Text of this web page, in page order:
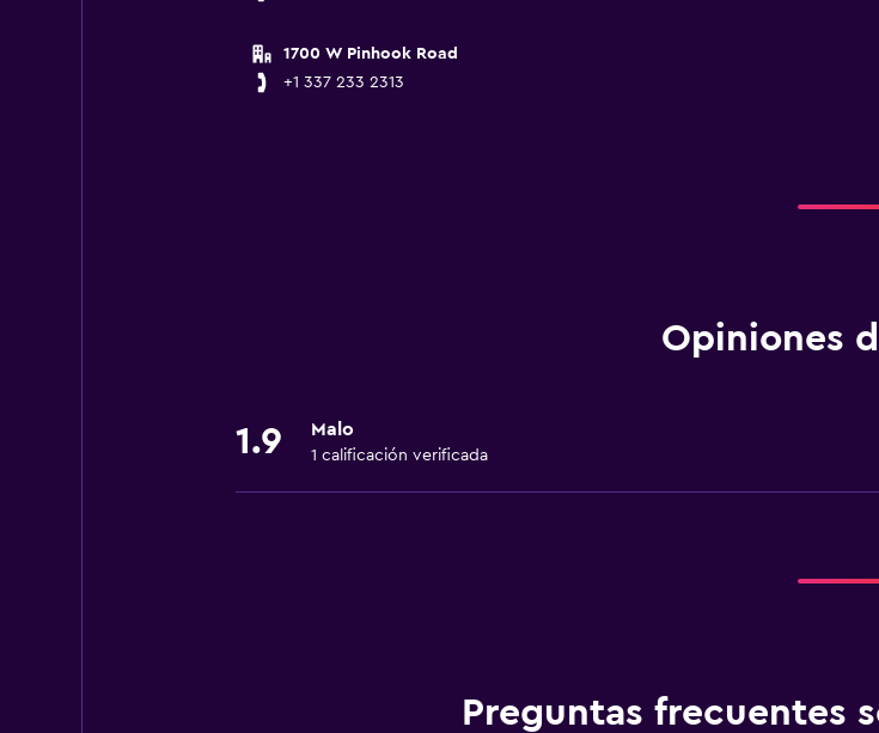
1700 W Pinhook Road
+1 337 233 2313
Opiniones
1.9 Malo
1 calificación verificada
Preguntas frecuentes